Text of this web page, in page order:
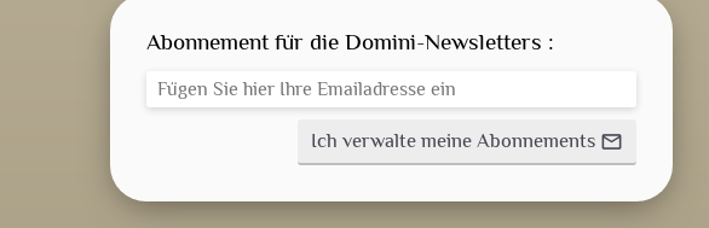
AKTUELLES
Abonnement für die Domini-Newsletters :
Ich verwalte meine Abonnements mail_outline